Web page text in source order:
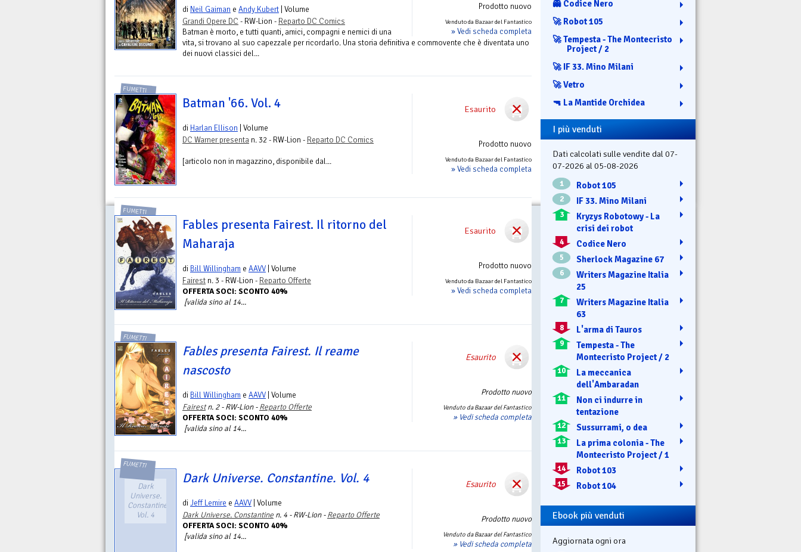
Prodotto nuovo
Venduto da Bazaar del Fantastico
» Vedi scheda completa
di Neil Gaiman e Andy Kubert | Volume
Grandi Opere DC - RW-Lion - Reparto DC Comics
Batman è morto, e tutti quanti, amici, compagni e nemici di una
vita, si trovano al suo capezzale per ricordarlo. Una storia definitiva e commovente che è diventata uno
dei nuovi classici del...
Esaurito
Prodotto nuovo
Venduto da Bazaar del Fantastico
» Vedi scheda completa
FUMETTI
Batman '66. Vol. 4
di Harlan Ellison | Volume
DC Warner presenta n. 32 - RW-Lion - Reparto DC Comics
[articolo non in magazzino, disponibile dal...
Esaurito
Prodotto nuovo
Venduto da Bazaar del Fantastico
» Vedi scheda completa
FUMETTI
Fables presenta Fairest. Il ritorno del
Maharaja
di Bill Willingham e AAVV | Volume
Fairest n. 3 - RW-Lion - Reparto Offerte
OFFERTA SOCI: SCONTO 40%
[valida sino al 14...
Esaurito
Prodotto nuovo
Venduto da Bazaar del Fantastico
» Vedi scheda completa
FUMETTI
Fables presenta Fairest. Il reame
nascosto
di Bill Willingham e AAVV | Volume
Fairestn. 2 - RW-Lion -Reparto Offerte
OFFERTA SOCI: SCONTO 40%
[valida sino al 14...
Esaurito
Prodotto nuovo
Venduto da Bazaar del Fantastico
» Vedi scheda completa
FUMETTI
Dark
Universe.
Constantine.
Vol. 4
Dark Universe. Constantine. Vol. 4
diJeff Lemire e AAVV | Volume
Dark Universe. Constantine n. 4 - RW-Lion -Reparto Offerte
OFFERTA SOCI: SCONTO 40%
[valida sino al 14...
👻 Codice Nero
🚀 Robot 105
🚀 Tempesta - The Montecristo
Project / 2
🚀 IF 33. Mino Milani
🚀 Vetro
🔫 La Mantide Orchidea
I più venduti
Dati calcolati sulle vendite dal 07-
07-2026 al 05-08-2026
1 Robot 105
2 IF 33. Mino Milani
3
Kryzys Robotowy - La
crisi dei robot
4 Codice Nero
5 Sherlock Magazine 67
6
Writers Magazine Italia
25
7
Writers Magazine Italia
63
8 L'arma di Tauros
9
Tempesta - The
Montecristo Project / 2
10
La meccanica
dell'Ambaradan
11
Non ci indurre in
tentazione
12 Sussurrami, o dea
13
La prima colonia - The
Montecristo Project / 1
14 Robot 103
15 Robot 104
Ebook più venduti
Aggiornata ogni ora